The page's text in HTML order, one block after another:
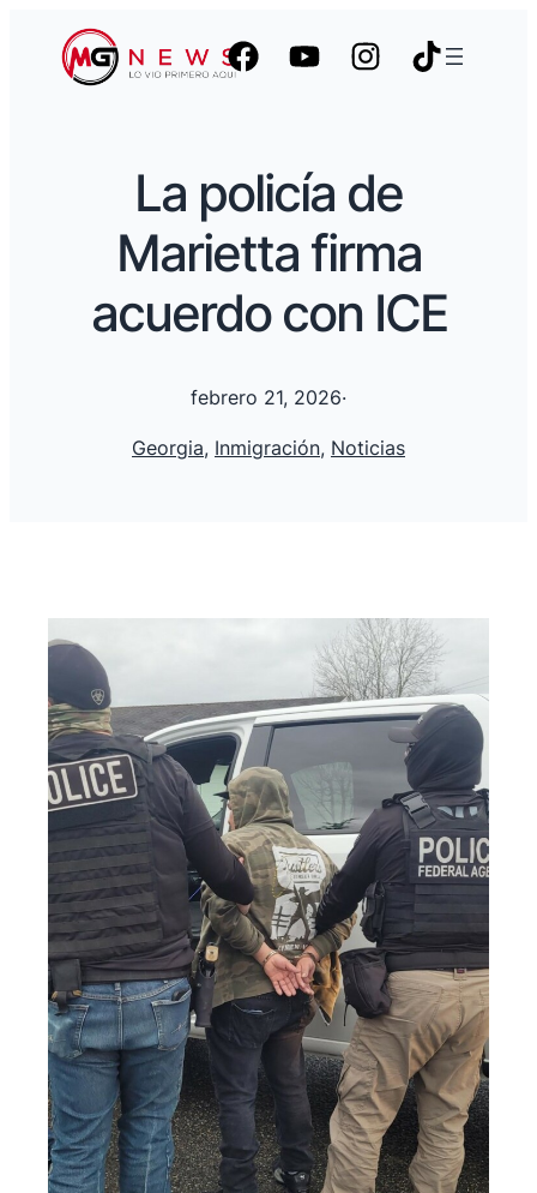
La policía de
Marietta firma
acuerdo con ICE
febrero 21, 2026·
Georgia, Inmigración, Noticias